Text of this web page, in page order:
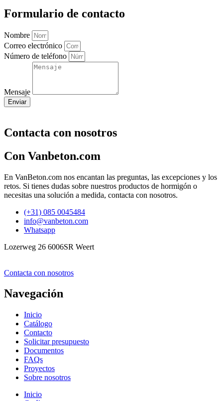
Formulario de contacto
Nombre
Correo electrónico
Número de teléfono
Mensaje
Enviar
Contacta con nosotros
Con Vanbeton.com
En VanBeton.com nos encantan las preguntas, las excepciones y los
retos. Si tienes dudas sobre nuestros productos de hormigón o
necesitas una solución a medida, contacta con nosotros.
(+31) 085 0045484
info@vanbeton.com
Whatsapp
Lozerweg 26 6006SR Weert
Contacta con nosotros
Navegación
Inicio
Catálogo
Contacto
Solicitar presupuesto
Documentos
FAQs
Proyectos
Sobre nosotros
Inicio